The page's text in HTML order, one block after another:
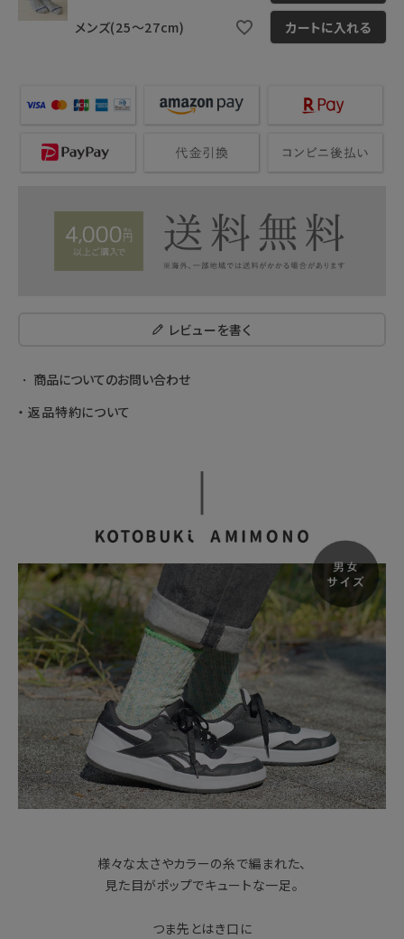
メンズ(25～27cm) カートに入れる
レビューを書く
商品についてのお問い合わせ
返品特約について
様々な太さやカラーの糸で編まれた、
見た目がポップでキュートな一足。
つま先とはき口に